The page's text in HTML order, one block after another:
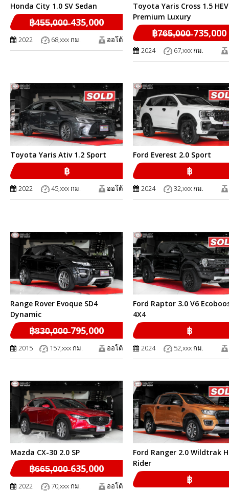
Honda City 1.0 SV Sedan
฿4̶5̶5̶,̶0̶0̶0̶ 435,000
2022 68,xxx กม. ออโต้
Toyota Yaris Cross 1.5 HEV
Premium Luxury
฿7̶6̶5̶,̶0̶0̶0̶ 735,000
2024 67,xxx กม.
Toyota Yaris Ativ 1.2 Sport
฿
2022 45,xxx กม. ออโต้
Ford Everest 2.0 Sport
฿
2024 32,xxx กม.
Range Rover Evoque SD4
Dynamic
฿8̶3̶0̶,̶0̶0̶0̶ 795,000
2015 157,xxx กม. ออโต้
Ford Raptor 3.0 V6
4X4
฿
2024 52,xxx กม.
Mazda CX-30 2.0 SP
฿6̶6̶5̶,̶0̶0̶0̶ 635,000
2022 70,xxx กม. ออโต้
Ford Ranger 2.0 Wildtrak
Rider
฿